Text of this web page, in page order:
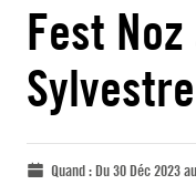
Fest
Sylvestre
Quand :Du 30 Déc 2023